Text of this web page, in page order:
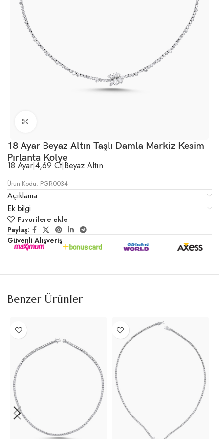
18 Ayar Beyaz Altın Taşlı Damla Markiz Kesim
Pırlanta Kolye
18 Ayar|4,69 Ct|Beyaz Altın
Ürün Kodu: PGR0034
Açıklama
Ek bilgi
Favorilere ekle
Paylaş:
Güvenli Alışveriş
Benzer Ürünler